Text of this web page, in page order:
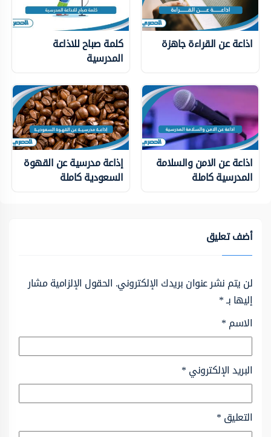
اذاعة عن القراءة جاهزة كلمة صباح للاذاعة
المدرسية
اذاعة عن الامن والسلامة
المدرسية كاملة
إذاعة مدرسية عن القهوة
السعودية كاملة
أضف تعليق
لن يتم نشر عنوان بريدك الإلكتروني. الحقول الإلزامية مشار
إليها بـ*
الاسم*
البريد الإلكتروني*
التعليق*